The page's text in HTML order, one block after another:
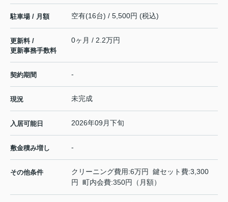
駐車場 / 月額 空有(16台) / 5,500円 (税込)
更新料 /
更新事務手数料
0ヶ月 / 2.2万円
契約期間 -
現況 未完成
入居可能日 2026年09月下旬
敷金積み増し -
その他条件
クリーニング費用:6万円 鍵セット費:3,300
円 町内会費:350円（月額）